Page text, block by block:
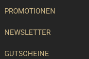
PROMOTIONEN
NEWSLETTER
GUTSCHEINE